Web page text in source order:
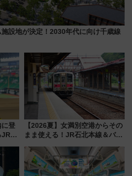
設地が決定！2030年代に向け千歳線
に登
九
ク
【2026夏】女満別空港からその
まま使える！JR石北本線＆バス
ーパス」でおトクに道東観光
（8/3発売）